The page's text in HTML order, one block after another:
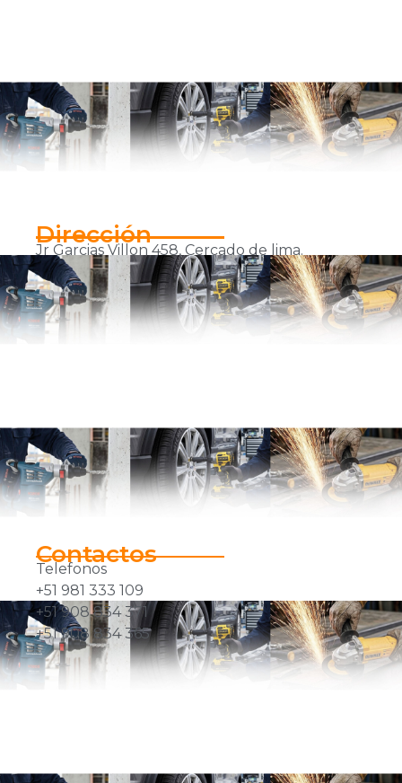
Dirección
Jr Garcias Villon 458, Cercado de lima.
Contactos
Telefonos
+51 981 333 109
+51 908 834 371
+51 908 834 365